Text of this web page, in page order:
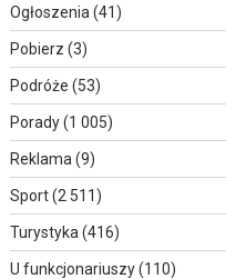
Ogłoszenia (41)
Pobierz (3)
Podróże (53)
Porady(1 005)
Reklama (9)
Sport(2 511)
Turystyka (416)
U funkcjonariuszy(110)